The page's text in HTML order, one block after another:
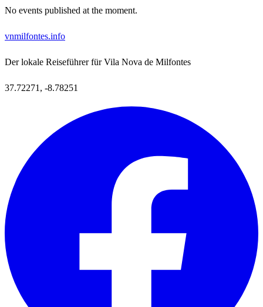
No events published at the moment.
vnmilfontes.info
Der lokale Reiseführer für Vila Nova de Milfontes
37.72271, -8.78251